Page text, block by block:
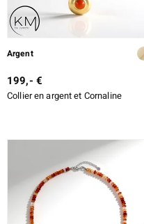
Argent
199,- €
Collier en argent et Cornaline